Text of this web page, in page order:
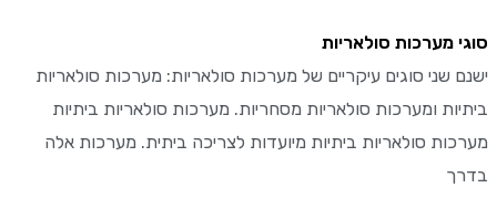
מערכות סולאריות
שני סוגים עיקריים של מערכות סולאריות: מערכות סולאריות
ומערכות סולאריות מסחריות. מערכות סולאריות ביתיות
סולאריות ביתיות מיועדות לצריכה ביתית. מערכות אלה